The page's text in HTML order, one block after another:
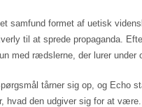
I et samfund formet af uetisk
til at sprede propaganda.
med rædslerne, der lurer under
tårner sig op, og Echo
hvad den udgiver sig for at